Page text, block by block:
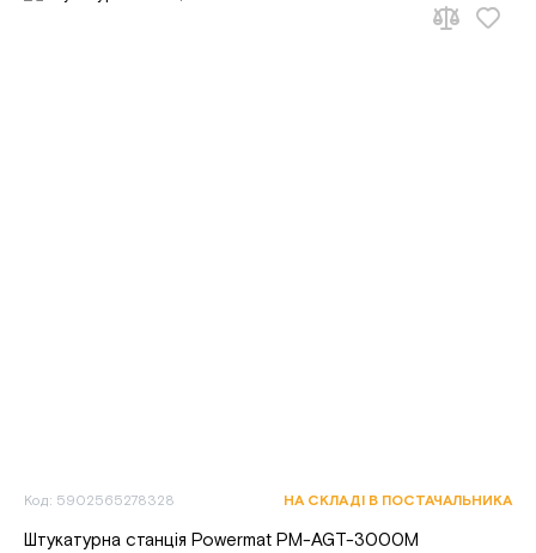
Код: 5902565278328 НА СКЛАДІ В ПОСТАЧАЛЬНИКА
Штукатурна станція Powermat PM-AGT-3000M